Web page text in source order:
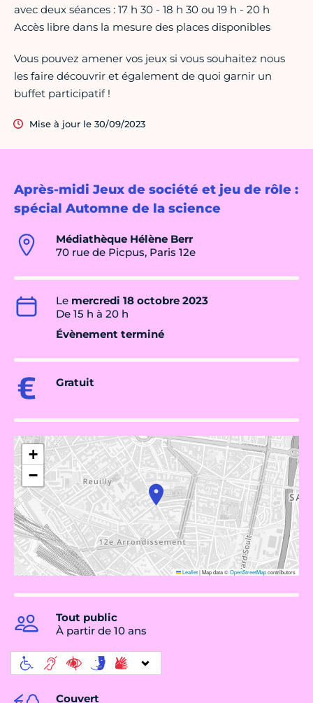
Après-midi Jeux de société et jeu de rôle :
spécial Automne de la science
Médiathèque Hélène Berr
70 rue de Picpus, Paris 12e
Le mercredi 18 octobre 2023
De 15 h à 20 h
Évènement terminé
Gratuit
+
−
Leaflet|Map data ©OpenStreetMapcontributors
Tout public
À partir de 10 ans
Couvert
avec deux séances : 17 h 30 - 18 h 30 ou 19 h - 20 h
Accès libre dans la mesure des places disponibles
Vous pouvez amener vos jeux si vous souhaitez nous
les faire découvrir et également de quoi garnir un
buffet participatif !
Mise à jour le 30/09/2023